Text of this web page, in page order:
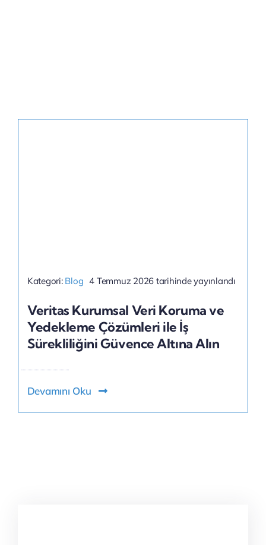
Kategori: Blog 4 Temmuz 2026 tarihinde yayınlandı
Veritas Kurumsal Veri Koruma ve
Yedekleme Çözümleri ile İş
Sürekliliğini Güvence Altına Alın
Devamını Oku